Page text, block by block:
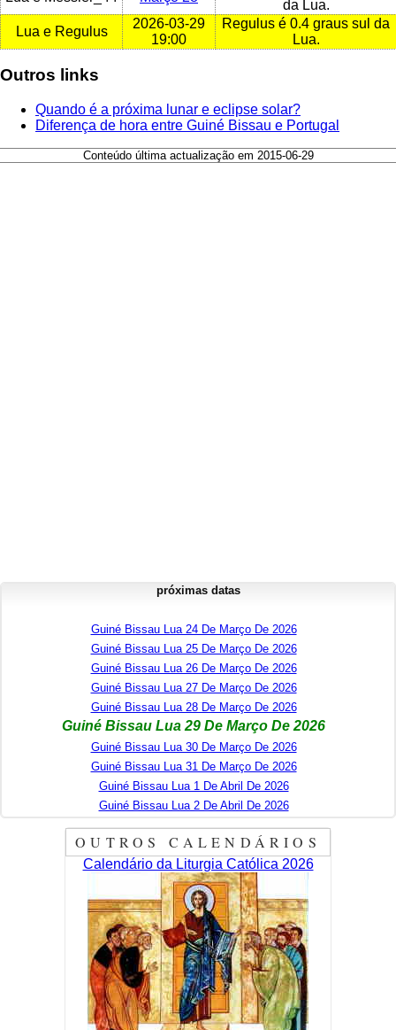
da Lua.
Lua e Regulus
2026-03-29
19:00
Regulus é 0.4 graus sul da
Lua.
Outros links
Quando é a próxima lunar e eclipse solar?
Diferença de hora entre Guiné Bissau e Portugal
Conteúdo última actualização em 2015-06-29
próximas datas
Guiné Bissau Lua 24 De Março De 2026
Guiné Bissau Lua 25 De Março De 2026
Guiné Bissau Lua 26 De Março De 2026
Guiné Bissau Lua 27 De Março De 2026
Guiné Bissau Lua 28 De Março De 2026
Guiné Bissau Lua 29 De Março De 2026
Guiné Bissau Lua 30 De Março De 2026
Guiné Bissau Lua 31 De Março De 2026
Guiné Bissau Lua 1 De Abril De 2026
Guiné Bissau Lua 2 De Abril De 2026
OUTROS CALENDÁRIOS
Calendário da Liturgia Católica 2026